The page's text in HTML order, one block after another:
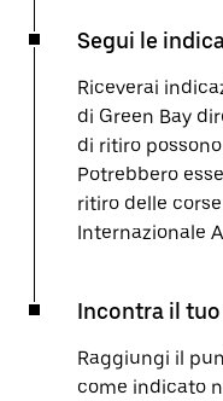
Segui le
Riceverai
di Green Bay
di ritiro
Potrebbero
ritiro delle
Internazionale
Incontra il
Raggiungi il
come indicato